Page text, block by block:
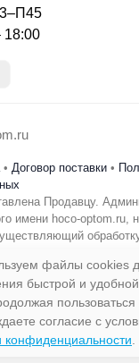
Поиск
• Договор поставки •
Продавцу.
имени hoco-optom.ru,
целях.
файлы cookies
быстрой и
согласие с
конфиденциальности